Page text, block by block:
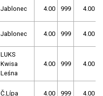
Jablonec 4.00 999 4.00
Jablonec 4.00 999 4.00
LUKS
Kwisa
Leśna
4.00 999 4.00
Č.Lípa 4.00 999 4.00